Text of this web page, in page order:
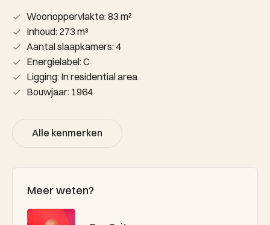
Woonoppervlakte: 83 m²
Inhoud: 273 m³
Aantal slaapkamers: 4
Energielabel: C
Ligging: In residential area
Bouwjaar: 1964
Alle kenmerken
Meer weten?